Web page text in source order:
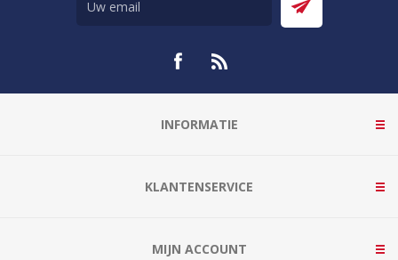
INFORMATIE
KLANTENSERVICE
MIJN ACCOUNT